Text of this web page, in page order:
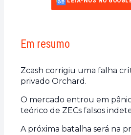
Em resumo
Zcash corrigiu uma falha
privado Orchard.
O mercado entrou em
teórico de ZECs falsos
A próxima batalha será na